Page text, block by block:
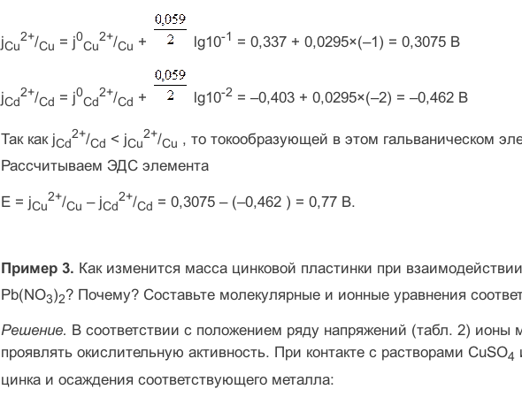
jСu
2+/Cu = j0
Сu
2+/Cu + lg10-1 = 0,337 + 0,0295×(–1) = 0,3075 В
jСd
2+/Cd = j0
Сd
2+/Cd + lg10-2= –0,403 + 0,0295×(–2) = –0,462 В
Так как jСd
2+/Cd < jСu
2+/Cu , то токообразующей в этом гальваническом
Рассчитываем ЭДС элемента
E = jСu
2+/Cu – jСd
2+/Cd = 0,3075 – (–0,462 ) = 0,77 В.
Пример 3. Как изменится масса цинковой пластинки при
Pb(NO3)2? Почему? Составьте молекулярные и ионные уравнения
Решение. В соответствии с положением ряду напряжений (табл. 2)
проявлять окислительную активность. При контакте с растворами CuSO4
цинка и осаждения соответствующего металла: